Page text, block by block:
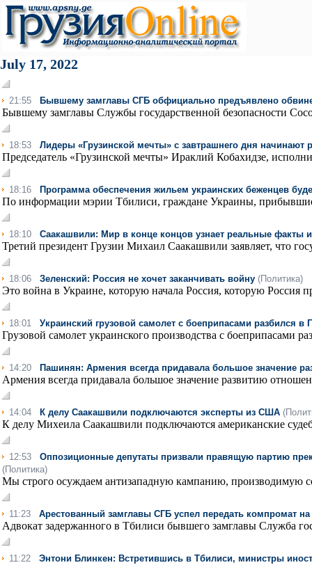
July 17, 2022
21:55 Бывшему замглавы СГБ обфициально предъявлено
Бывшему замглавы Службы государственной безопасности
18:53 Лидеры «Грузинской мечты» с завтрашнего дня начинают
Председатель «Грузинской мечты» Ираклий Кобахидзе,
18:16 Программа обеспечения жильем украинских беженцев
По информации мэрии Тбилиси, граждане Украины,
18:10 Саакашвили: Мир в конце концов узнает реальные факты
Третий президент Грузии Михаил Саакашвили заявляет, что
18:06 Зеленский: Россия не хочет заканчивать войну (Политика)
Это война в Украине, которую начала Россия, которую Россия
18:01 Украинский грузовой самолет с боеприпасами разбился в
Грузовой самолет украинского производства с боеприпасами
14:20 Пашинян: Армения всегда придавала большое значение
Армения всегда придавала большое значение развитию
14:04 К делу Саакашвили подключаются эксперты из США
К делу Михеила Саакашвили подключаются американские
12:53 Оппозиционные депутаты призвали правящую партию
(Политика)
Мы строго осуждаем антизападную кампанию, производимую
11:23 Арестованный замглавы СГБ успел передать компромат
Адвокат задержанного в Тбилиси бывшего замглавы Служба
11:22 Энтони Блинкен: Встретившись в Тбилиси, министры